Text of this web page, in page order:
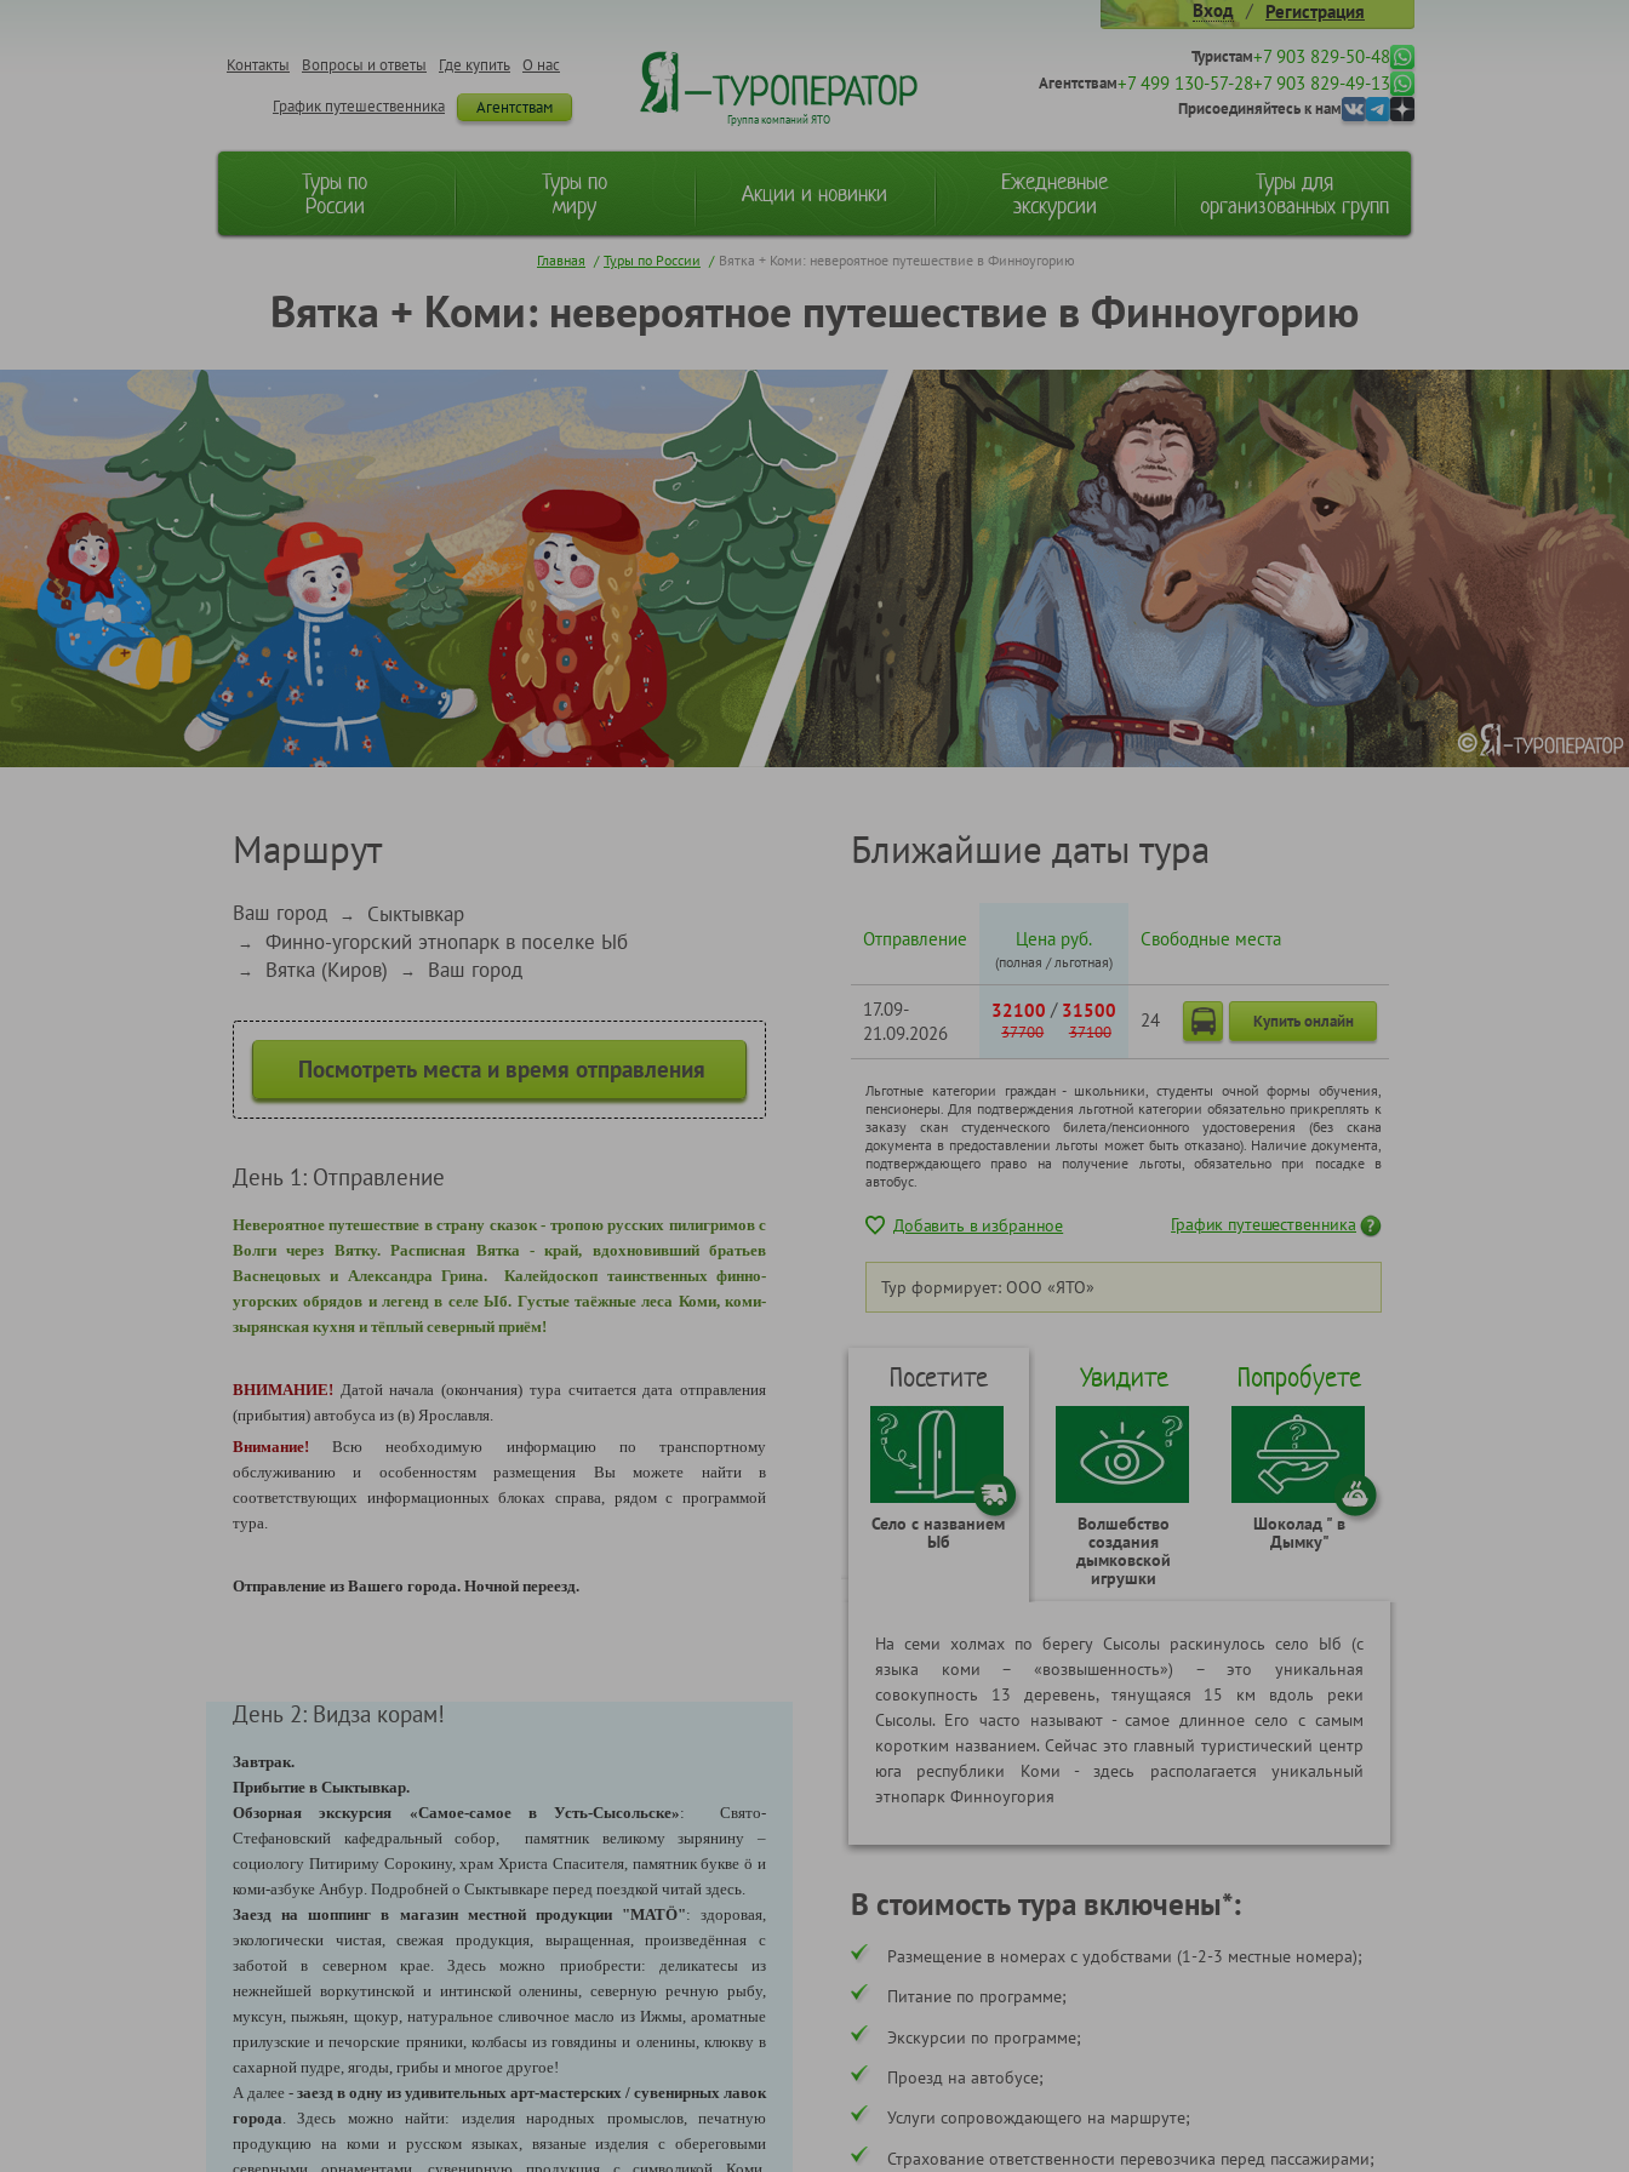
Вход / Регистрация
О нас
Где купить
Вопросы и ответы
Контакты
Агентствам
График путешественника
Группа компаний ЯТО
Туристам+7 903 829-50-48
Агентствам+7 499 130-57-28+7 903 829-49-13
Присоединяйтесь к нам
Туры по
России
Туры по
миру
Акции и новинки
Ежедневные
экскурсии
Туры для
организованных групп
Главная / Туры по России / Вятка + Коми: невероятное путешествие в Финноугорию
Вятка + Коми: невероятное путешествие в Финноугорию
Маршрут
Ваш город → Сыктывкар
→ Финно-угорский этнопарк в поселке Ыб
→ Вятка (Киров) → Ваш город
Посмотреть места и время отправления
День 1: Отправление
Невероятное путешествие в страну сказок - тропою русских пилигримов с
Волги через Вятку. Расписная Вятка - край, вдохновивший братьев
Васнецовых и Александра Грина. Калейдоскоп таинственных финно-
угорских обрядов и легенд в селеЫб. Густые таёжные леса Коми,коми-
зырянская кухня и тёплый северный приём!
ВНИМАНИЕ! Датой начала (окончания) тура считается дата отправления
(прибытия) автобуса из (в) Ярославля.
Внимание!Всю необходимую информацию по транспортному
обслуживанию и особенностям размещения Вы можете найти в
соответствующих информационных блоках справа, рядом с программой
тура.
Отправление из Вашего города. Ночной переезд.
День 2: Видза корам!
Завтрак.
Прибытие в Сыктывкар.
Обзорная экскурсия «Самое-самое в Усть-Сысольске»: Свято-
Стефановский кафедральный собор, памятник великому зырянину –
социологу Питириму Сорокину, храм Христа Спасителя, памятник букве ö и
коми-азбуке Анбур. Подробней о Сыктывкаре перед поездкой читай здесь.
Заезд на шоппинг в магазин местной продукции "МАТÖ": здоровая,
экологически чистая, свежая продукция, выращенная, произведённая с
заботой в северном крае. Здесь можно приобрести: деликатесы из
нежнейшей воркутинской и интинской оленины, северную речную рыбу,
муксун, пыжьян, щокур, натуральное сливочное масло из Ижмы, ароматные
прилузские и печорские пряники, колбасы из говядины и оленины, клюкву в
сахарной пудре, ягоды, грибы и многое другое!
А далее - заезд в одну из удивительных арт-мастерских / сувенирных лавок
города . Здесь можно найти: изделия народных промыслов, печатную
продукцию на коми и русском языках, вязаные изделия с обереговыми
Ближайшие даты тура
Отправление Цена руб.
(полная / льготная)
Свободные места
17.09-
21.09.2026
32100 / 31500
37700 37100
24 Купить онлайн
Льготные категории граждан - школьники, cтуденты очной формы обучения,
пенсионеры. Для подтверждения льготной категории обязательно прикреплять к
заказу скан студенческого билета/пенсионного удостоверения (без скана
документа в предоставлении льготы может быть отказано). Наличие документа,
подтверждающего право на получение льготы, обязательно при посадке в
автобус.
Добавить в избранное График путешественника
Тур формирует: ООО «ЯТО»
Посетите
Село с названием
Ыб
Увидите
Волшебство
создания
дымковской
игрушки
Попробуете
Шоколад " в
Дымку"
На семи холмах по берегу Сысолы раскинулось село Ыб (с
языка коми – «возвышенность») – это уникальная
совокупность 13 деревень, тянущаяся 15 км вдоль реки
Сысолы. Его часто называют - самое длинное село с самым
коротким названием. Сейчас это главный туристический центр
юга республики Коми - здесь располагается уникальный
этнопарк Финноугория
В стоимость тура включены*:
Размещение в номерах с удобствами (1-2-3 местные номера);
Питание по программе;
Экскурсии по программе;
Проезд на автобусе;
Услуги сопровождающего на маршруте;
Страхование ответственности перевозчика перед пассажирами;